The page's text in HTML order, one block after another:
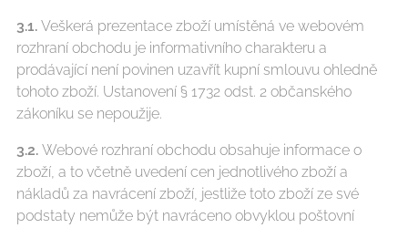
3.1. Veškerá prezentace zboží umístěná ve webovém
rozhraní obchodu je informativního charakteru a
prodávající není povinen uzavřít kupní smlouvu ohledně
tohoto zboží. Ustanovení § 1732 odst. 2 občanského
zákoníku se nepoužije.
3.2. Webové rozhraní obchodu obsahuje informace o
zboží, a to včetně uvedení cen jednotlivého zboží a
nákladů za navrácení zboží, jestliže toto zboží ze své
podstaty nemůže být navráceno obvyklou poštovní